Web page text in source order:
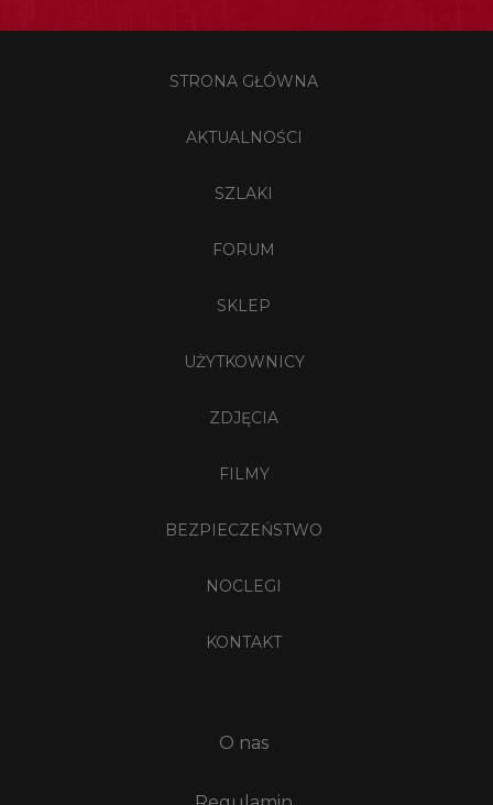
STRONA GŁÓWNA
AKTUALNOŚCI
SZLAKI
FORUM
SKLEP
UŻYTKOWNICY
ZDJĘCIA
FILMY
BEZPIECZEŃSTWO
NOCLEGI
KONTAKT
O nas